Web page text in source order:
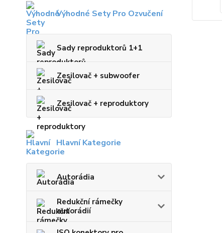
Výhodné Sety Pro Ozvučení
Sady reproduktorů 1+1
Zesilovač + subwoofer
Zesilovač + reproduktory
Hlavní Kategorie
Autorádia
Redukční rámečky
autorádií